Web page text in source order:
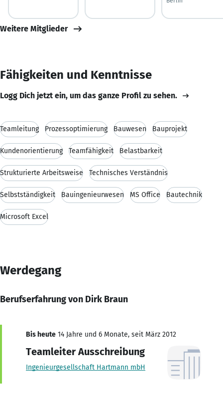
Weitere Mitglieder
Fähigkeiten und Kenntnisse
Logg Dich jetzt ein, um das ganze Profil zu sehen.
Teamleitung Prozessoptimierung Bauwesen Bauprojekt
Kundenorientierung Teamfähigkeit Belastbarkeit
Strukturierte Arbeitsweise Technisches Verständnis
Selbstständigkeit Bauingenieurwesen MS Office Bautechnik
Microsoft Excel
Werdegang
Berufserfahrung von Dirk Braun
Bis heute 14 Jahre und 6 Monate, seit März 2012
Teamleiter Ausschreibung
Ingenieurgesellschaft Hartmann mbH